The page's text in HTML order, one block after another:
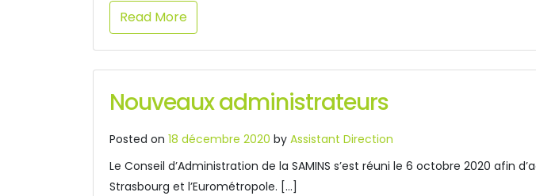
Read More
Nouveaux administrateurs
Posted on 18 décembre 2020 by Assistant Direction
Le Conseil d’Administration de la SAMINS s’est réuni le 6 octobre 2020
Strasbourg et l’Eurométropole. […]